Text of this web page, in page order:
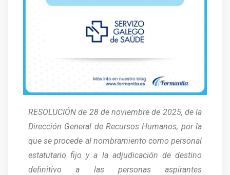
RESOLUCIÓN de 28 de noviembre de 2025, de la
Dirección General de Recursos Humanos, por la
que se procede al nombramiento como personal
estatutario fijo y a la adjudicación de destino
definitivo a las personas aspirantes